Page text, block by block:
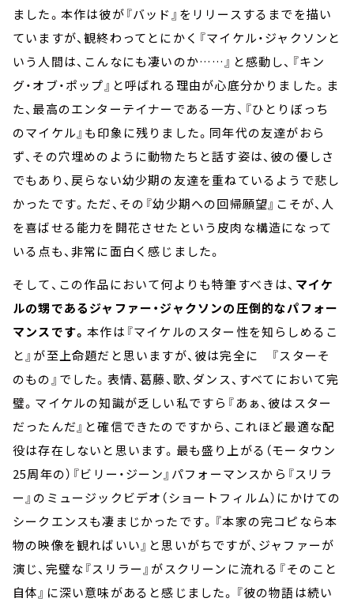
ました。本作は彼が『バッド』をリリースするまでを描い
ていますが、観終わってとにかく『マイケル・ジャクソンと
いう人間は、こんなにも凄いのか……』と感動し、『キン
グ・オブ・ポップ』と呼ばれる理由が心底分かりました。ま
た、最高のエンターテイナーである一方、『ひとりぼっち
のマイケル』も印象に残りました。同年代の友達がおら
ず、その穴埋めのように動物たちと話す姿は、彼の優しさ
でもあり、戻らない幼少期の友達を重ねているようで悲し
かったです。ただ、その『幼少期への回帰願望』こそが、人
を喜ばせる能力を開花させたという皮肉な構造になって
いる点も、非常に面白く感じました。
そして、この作品において何よりも特筆すべきは、 マイケ
ルの甥であるジャファー・ジャクソンの圧倒的なパフォー
マンスです。本作は『マイケルのスター性を知らしめるこ
と』が至上命題だと思いますが、彼は完全に 『スターそ
のもの』でした。表情、葛藤、歌、ダンス、すべてにおいて完
璧。マイケルの知識が乏しい私ですら『あぁ、彼はスター
だったんだ』と確信できたのですから、これほど最適な配
役は存在しないと思います。最も盛り上がる（モータウン
25周年の）『ビリー・ジーン』パフォーマンスから『スリラ
ー』のミュージックビデオ（ショートフィルム）にかけての
シークエンスも凄まじかったです。『本家の完コピなら本
物の映像を観ればいい』と思いがちですが、ジャファーが
演じ、完璧な『スリラー』がスクリーンに流れる『そのこと
自体』に深い意味があると感じました。『彼の物語は続い